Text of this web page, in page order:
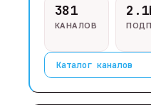
381
КАНАЛОВ
Каталог каналов